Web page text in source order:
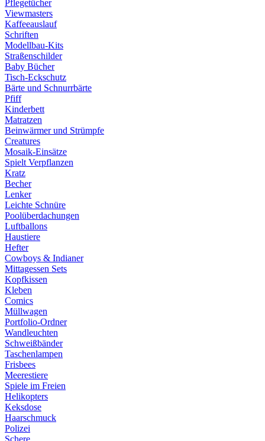
Pflegetücher
Viewmasters
Kaffeeauslauf
Schriften
Modellbau-Kits
Straßenschilder
Baby Bücher
Tisch-Eckschutz
Bärte und Schnurrbärte
Pfiff
Kinderbett
Matratzen
Beinwärmer und Strümpfe
Creatures
Mosaik-Einsätze
Spielt Verpflanzen
Kratz
Becher
Lenker
Leichte Schnüre
Poolüberdachungen
Luftballons
Haustiere
Hefter
Cowboys & Indianer
Mittagessen Sets
Kopfkissen
Kleben
Comics
Müllwagen
Portfolio-Ordner
Wandleuchten
Schweißbänder
Taschenlampen
Frisbees
Meerestiere
Spiele im Freien
Helikopters
Keksdose
Haarschmuck
Polizei
Schere